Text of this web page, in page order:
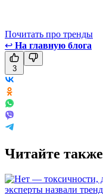
Почитать про тренды
↩ На главную блога
3
Читайте также